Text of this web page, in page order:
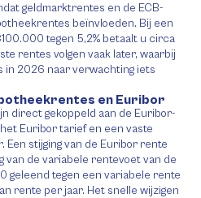
geldmarktrentes en de ECB-
beïnvloeden. Bij een
tegen 5,2% betaalt u circa
rentes volgen vaak later, waarbij
2026 naar verwachting iets
en Euribor
direct gekoppeld aan de Euribor-
Euribor tarief en een vaste
Een stijging van de Euribor rente
van de variabele rentevoet van de
geleend tegen een variabele rente
rente per jaar. Het snelle wijzigen